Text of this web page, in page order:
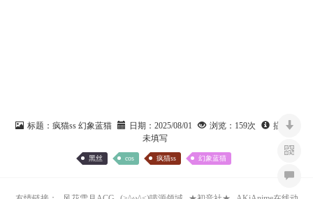
标题： 疯猫ss 幻象蓝猫 日期： 2025/08/01 浏览： 159次
描述：
未填写
黑丝 cos 疯猫ss 幻象蓝猫